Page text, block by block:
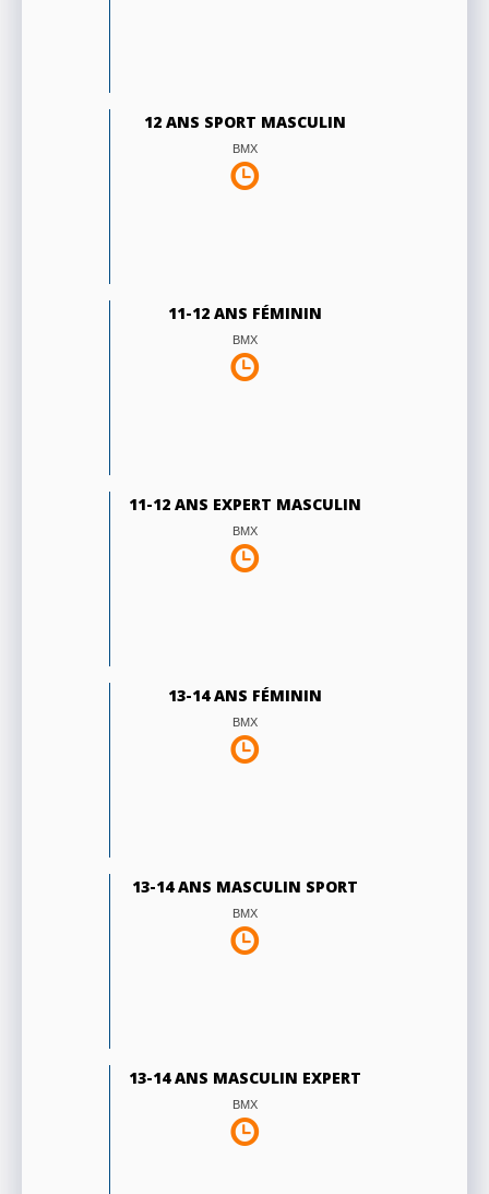
12 ANS SPORT MASCULIN
BMX
11-12 ANS FÉMININ
BMX
11-12 ANS EXPERT MASCULIN
BMX
13-14 ANS FÉMININ
BMX
13-14 ANS MASCULIN SPORT
BMX
13-14 ANS MASCULIN EXPERT
BMX